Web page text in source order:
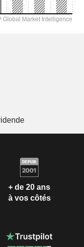
+ de 20 ans
à vos côtés